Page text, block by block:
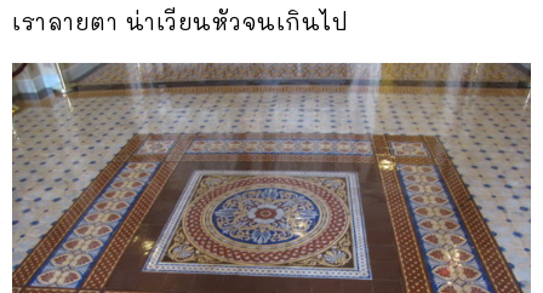
เราลายตา น่าเวียนหัวจนเกินไป